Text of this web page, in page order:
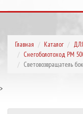
Главная Каталог
Снегоболотоход РМ
Световозвращатель
>